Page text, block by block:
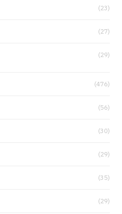
(23)
(27)
(29)
(476)
(56)
(30)
(29)
(35)
(29)